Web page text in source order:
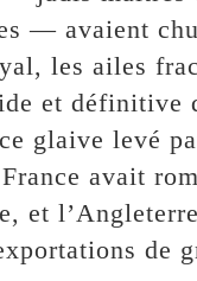
— avaient
les ailes
et définitive
glaive levé
avait
et
de